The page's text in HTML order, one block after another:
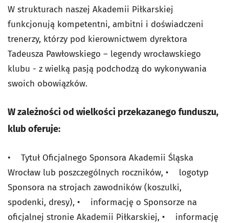
W strukturach naszej Akademii Piłkarskiej
funkcjonują kompetentni, ambitni i doświadczeni
trenerzy, którzy pod kierownictwem dyrektora
Tadeusza Pawłowskiego – legendy wrocławskiego
klubu - z wielką pasją podchodzą do wykonywania
swoich obowiązków.
W zależności od wielkości przekazanego funduszu,
klub oferuje:
• Tytuł Oficjalnego Sponsora Akademii Śląska
Wrocław lub poszczególnych roczników, • logotyp
Sponsora na strojach zawodników (koszulki,
spodenki, dresy), • informację o Sponsorze na
oficjalnej stronie Akademii Piłkarskiej, • informację